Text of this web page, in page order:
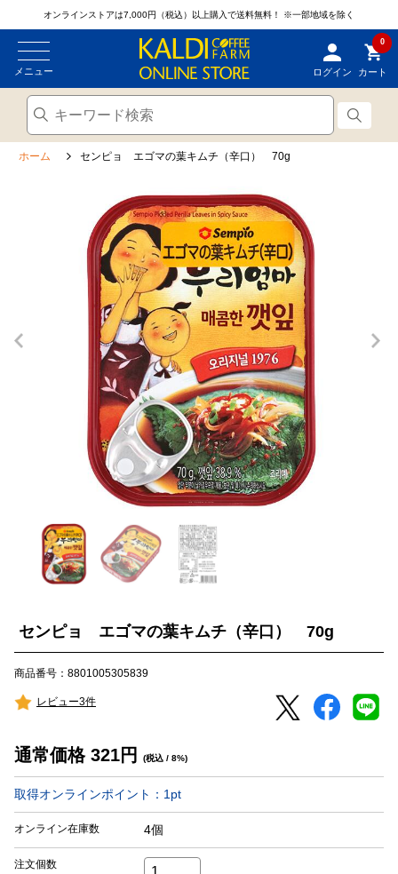
オンラインストアは7,000円（税込）以上購入で送料無料！ ※一部地域を除く
メニュー ログイン
0
カート
ホーム センピョ エゴマの葉キムチ（辛口） 70g
センピョ エゴマの葉キムチ（辛口） 70g
商品番号：8801005305839
レビュー3件
通常価格 321円 (税込 / 8%)
取得オンラインポイント： 1 pt
オンライン在庫数 4個
注文個数